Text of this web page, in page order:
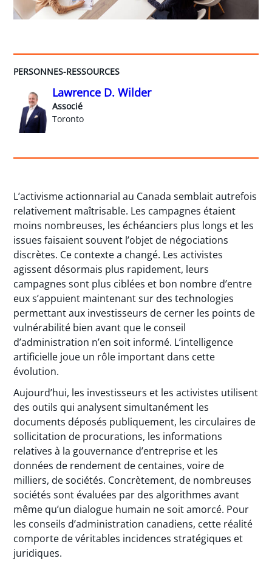
PERSONNES-RESSOURCES
Lawrence D. Wilder
Associé
Toronto
L’activisme actionnarial au Canada semblait autrefois
relativement maîtrisable. Les campagnes étaient
moins nombreuses, les échéanciers plus longs et les
issues faisaient souvent l’objet de négociations
discrètes. Ce contexte a changé. Les activistes
agissent désormais plus rapidement, leurs
campagnes sont plus ciblées et bon nombre d’entre
eux s’appuient maintenant sur des technologies
permettant aux investisseurs de cerner les points de
vulnérabilité bien avant que le conseil
d’administration n’en soit informé. L’intelligence
artificielle joue un rôle important dans cette
évolution.
Aujourd’hui, les investisseurs et les activistes utilisent
des outils qui analysent simultanément les
documents déposés publiquement, les circulaires de
sollicitation de procurations, les informations
relatives à la gouvernance d’entreprise et les
données de rendement de centaines, voire de
milliers, de sociétés. Concrètement, de nombreuses
sociétés sont évaluées par des algorithmes avant
même qu’un dialogue humain ne soit amorcé. Pour
les conseils d’administration canadiens, cette réalité
comporte de véritables incidences stratégiques et
juridiques.